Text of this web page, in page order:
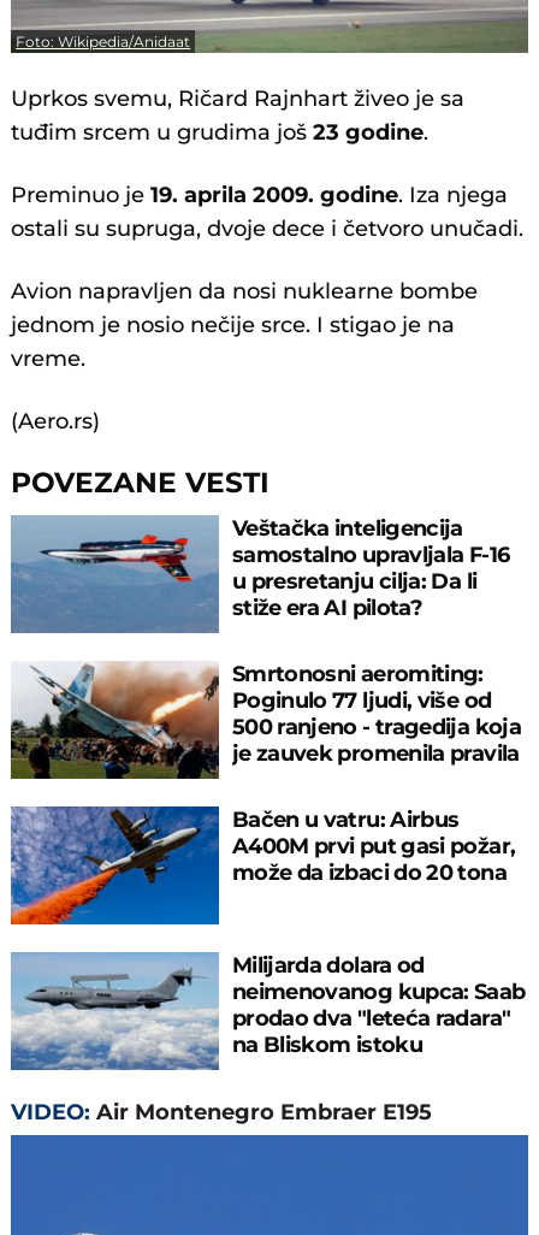
Foto: Wikipedia/Anidaat
Uprkos svemu, Ričard Rajnhart živeo je sa
tuđim srcem u grudima još23 godine.
Preminuo je19. aprila 2009. godine. Iza njega
ostali su supruga, dvoje dece i četvoro unučadi.
Avion napravljen da nosi nuklearne bombe
jednom je nosio nečije srce. I stigao je na
vreme.
(Aero.rs)
POVEZANE VESTI
Veštačka inteligencija
samostalno upravljala F-16
u presretanju cilja: Da li
stiže era AI pilota?
Smrtonosni aeromiting:
Poginulo 77 ljudi, više od
500 ranjeno - tragedija koja
je zauvek promenila pravila
Bačen u vatru: Airbus
A400M prvi put gasi požar,
može da izbaci do 20 tona
Milijarda dolara od
neimenovanog kupca: Saab
prodao dva "leteća radara"
na Bliskom istoku
VIDEO:Air Montenegro Embraer E195